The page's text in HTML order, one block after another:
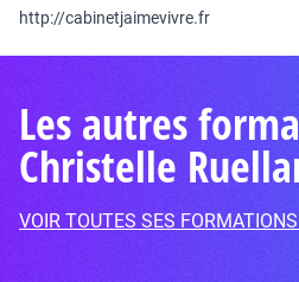
http://cabinetjaimevivre.fr
Les autres
Christelle
VOIR TOUTES SES FORMATIONS